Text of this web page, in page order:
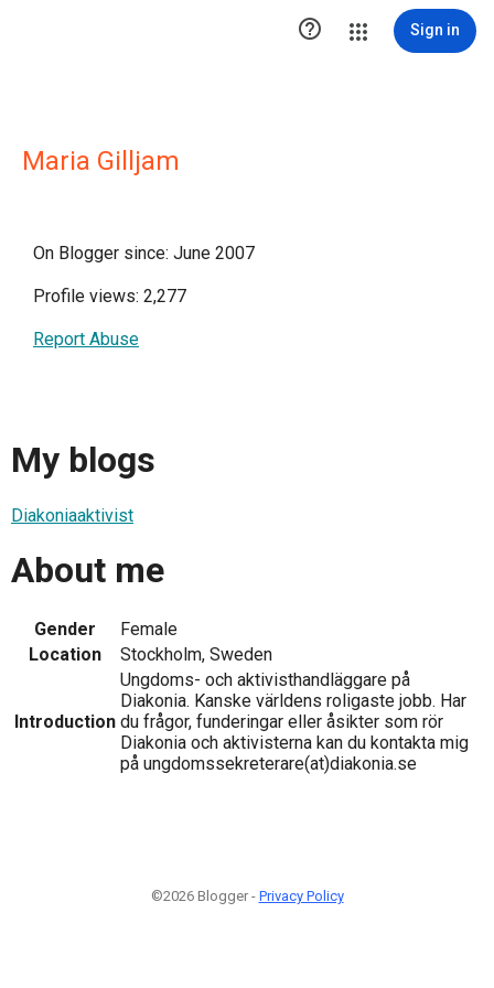
 Sign in
Maria Gilljam
On Blogger since: June 2007
Profile views: 2,277
Report Abuse
My blogs
Diakoniaaktivist
About me
Gender
Female
Location
Stockholm, Sweden
Introduction
Ungdoms- och aktivisthandläggare på
Diakonia. Kanske världens roligaste jobb. Har
du frågor, funderingar eller åsikter som rör
Diakonia och aktivisterna kan du kontakta mig
på ungdomssekreterare(at)diakonia.se
©2026 Blogger - Privacy Policy